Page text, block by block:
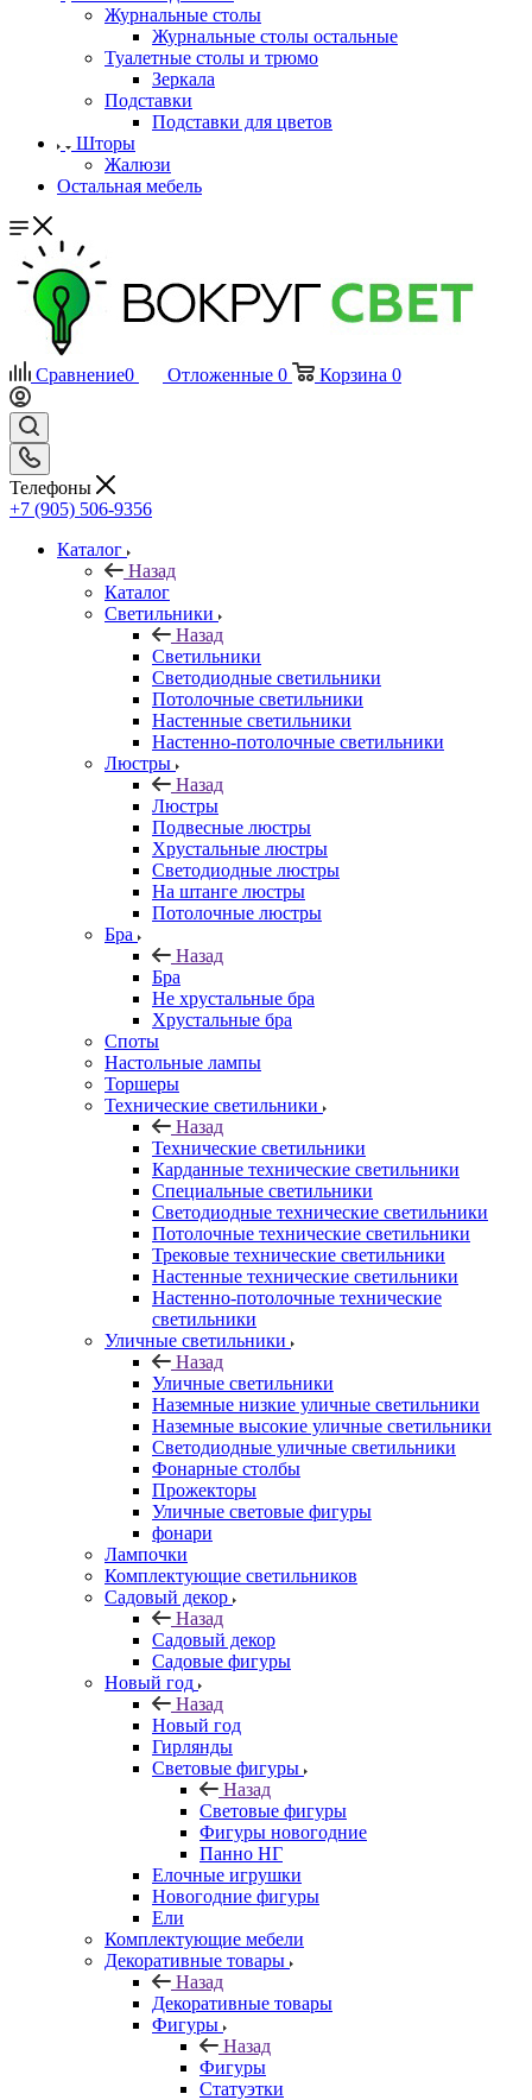
Журнальные столы
Журнальные столы остальные
Туалетные столы и трюмо
Зеркала
Подставки
Подставки для цветов
Шторы
Жалюзи
Остальная мебель
Сравнение0 Отложенные 0 Корзина 0
Телефоны
+7 (905) 506-9356
Каталог
Назад
Каталог
Светильники
Назад
Светильники
Светодиодные светильники
Потолочные светильники
Настенные светильники
Настенно-потолочные светильники
Люстры
Назад
Люстры
Подвесные люстры
Хрустальные люстры
Светодиодные люстры
На штанге люстры
Потолочные люстры
Бра
Назад
Бра
Не хрустальные бра
Хрустальные бра
Споты
Настольные лампы
Торшеры
Технические светильники
Назад
Технические светильники
Карданные технические светильники
Специальные светильники
Светодиодные технические светильники
Потолочные технические светильники
Трековые технические светильники
Настенные технические светильники
Настенно-потолочные технические
светильники
Уличные светильники
Назад
Уличные светильники
Наземные низкие уличные светильники
Наземные высокие уличные светильники
Светодиодные уличные светильники
Фонарные столбы
Прожекторы
Уличные световые фигуры
фонари
Лампочки
Комплектующие светильников
Садовый декор
Назад
Садовый декор
Садовые фигуры
Новый год
Назад
Новый год
Гирлянды
Световые фигуры
Назад
Световые фигуры
Фигуры новогодние
Панно НГ
Елочные игрушки
Новогодние фигуры
Ели
Комплектующие мебели
Декоративные товары
Назад
Декоративные товары
Фигуры
Назад
Фигуры
Статуэтки